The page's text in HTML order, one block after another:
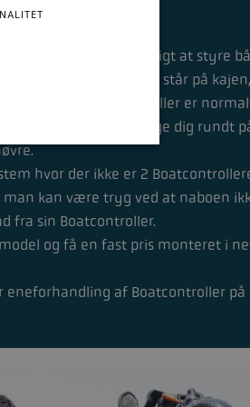
som gør det muligt at styre
- ja, selv hvis du står på
på Boatcontroller er
så du kan bevæge dig rundt
hvor der ikke er 2
man kan være tryg ved at naboen
fra sin Boatcontroller.
og få en fast pris monteret i
eneforhandling af Boatcontroller på